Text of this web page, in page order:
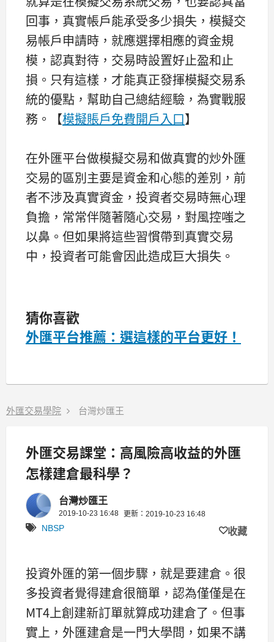
回事，真實帳戶能承受多少損失，模擬交
易帳戶申請時，就應選擇相應的資金規
模，認真對待，交易時設置好止盈和止
損。只有這樣，才能真正發揮模擬交易系
統的優點，幫助自己總結經驗，為實戰服
務。【模擬賬戶免費開戶入口】
在外匯平台做模擬交易和做真實的炒外匯
交易的區別主要是資金和心態的差別，前
者不涉及真實資金，投資者交易時無心理
負擔，常常伴隨著隨心交易，對風控嗤之
以鼻。但如果將這些習慣帶到真實交易
中，投資者可能會因此造成巨大損失。
猜你喜歡
外匯平台推薦：選這樣的平台更好！
外匯交易學院 台灣炒匯王
外匯交易課堂：高風險高收益的外匯
怎樣建倉最科學？
台灣炒匯王
2019-10-23 16:48 更新：2019-10-23 16:48
NBSP 收藏
投資外匯的第一個步驟，就是要建倉。很
多投資者覺得建倉很簡單，認為僅僅是在
MT4上創建新訂單就算成功建倉了。但事
實上，外匯建倉是一門大學問，如果不講